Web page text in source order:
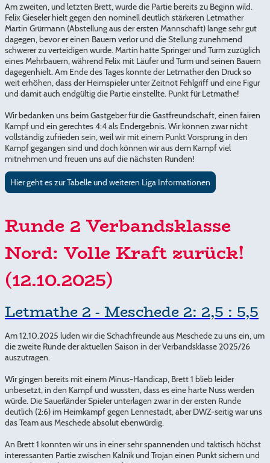
Am zweiten, und letzten Brett, wurde die Partie bereits zu Beginn wild.
Felix Gieseler hielt gegen den nominell deutlich stärkeren Letmather
Martin Grürmann (Abstellung aus der ersten Mannschaft) lange sehr gut
dagegen, bevor er einen Bauern verlor und die Stellung zunehmend
schwerer zu verteidigen wurde. Martin hatte Springer und Turm zuzüglich
eines Mehrbauern, während Felix mit Läufer und Turm und seinen Bauern
dagegenhielt. Am Ende des Tages konnte der Letmather den Druck so
weit erhöhen, dass der Heimspieler unter Zeitnot Fehlgriff und eine Figur
und damit auch endgültig die Partie einstellte. Punkt für Letmathe!
Wir bedanken uns beim Gastgeber für die Gastfreundschaft, einen fairen
Kampf und ein gerechtes 4:4 als Endergebnis. Wir können zwar nicht
vollständig zufrieden sein, weil wir mit einem Punkt Vorsprung in den
Kampf gegangen sind und doch können wir aus dem Kampf viel
mitnehmen und freuen uns auf die nächsten Runden!
Hier geht es zur Tabelle und weiteren Liga Informationen
Runde 2 Verbandsklasse
Nord: Volle Kraft zurück!
(12.10.2025)
Letmathe 2 - Meschede 2: 2,5 : 5,5
Am 12.10.2025 luden wir die Schachfreunde aus Meschede zu uns ein, um
die zweite Runde der aktuellen Saison in der Verbandsklasse 2025/26
auszutragen.
Wir gingen bereits mit einem Minus-Handicap, Brett 1 blieb leider
unbesetzt, in den Kampf und wussten, dass es eine harte Nuss werden
würde. Die Sauerländer Spieler unterlagen zwar in der ersten Runde
deutlich (2:6) im Heimkampf gegen Lennestadt, aber DWZ-seitig war uns
das Team aus Meschede absolut ebenwürdig.
An Brett 1 konnten wir uns in einer sehr spannenden und taktisch höchst
interessanten Partie zwischen Kalnik und Trojan einen Punkt sichern und